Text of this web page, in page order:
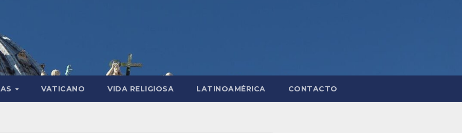
VATICANO VIDA RELIGIOSA LATINOAMÉRICA CONTACTO